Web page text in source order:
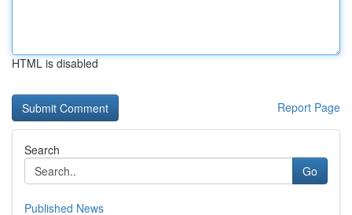
HTML is disabled
Report Page
Search
Go
Published News